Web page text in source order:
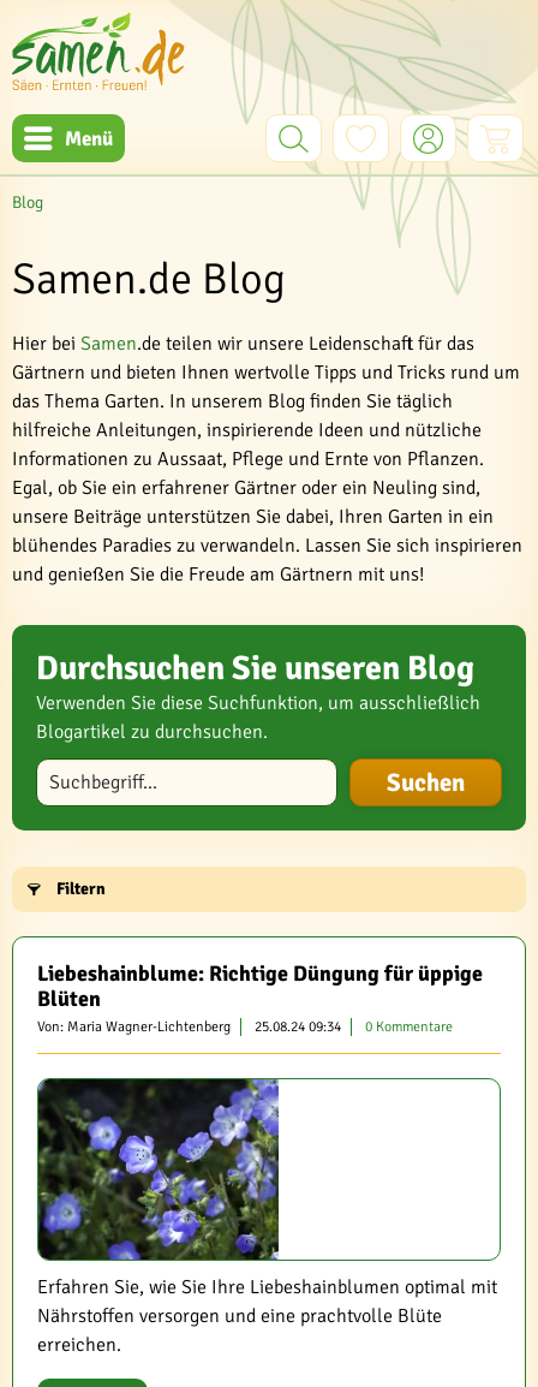
Menü
Blog
Samen.de Blog
Hier bei Samen.de teilen wir unsere Leidenschaft für das
Gärtnern und bieten Ihnen wertvolle Tipps und Tricks rund um
das Thema Garten. In unserem Blog finden Sie täglich
hilfreiche Anleitungen, inspirierende Ideen und nützliche
Informationen zu Aussaat, Pflege und Ernte von Pflanzen.
Egal, ob Sie ein erfahrener Gärtner oder ein Neuling sind,
unsere Beiträge unterstützen Sie dabei, Ihren Garten in ein
blühendes Paradies zu verwandeln. Lassen Sie sich inspirieren
und genießen Sie die Freude am Gärtnern mit uns!
Durchsuchen Sie unseren Blog
Verwenden Sie diese Suchfunktion, um ausschließlich
Blogartikel zu durchsuchen.
Blog durchsuchen
Filtern
Liebeshainblume: Richtige Düngung für üppige
Blüten
Von: Maria Wagner-Lichtenberg 25.08.24 09:34 0 Kommentare
Erfahren Sie, wie Sie Ihre Liebeshainblumen optimal mit
Nährstoffen versorgen und eine prachtvolle Blüte
erreichen.